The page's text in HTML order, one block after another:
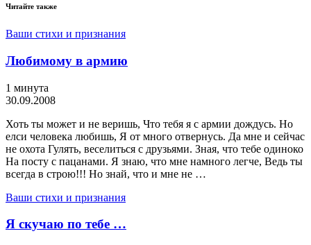
Читайте также
Ваши стихи и признания
Любимому в армию
1 минута
30.09.2008
Хоть ты может и не веришь, Что тебя я с армии дождусь. Но
елси человека любишь, Я от много отвернусь. Да мне и сейчас
не охота Гулять, веселиться с друзьями. Зная, что тебе одиноко
На посту с пацанами. Я знаю, что мне намного легче, Ведь ты
всегда в строю!!! Но знай, что и мне не …
Ваши стихи и признания
Я скучаю по тебе …